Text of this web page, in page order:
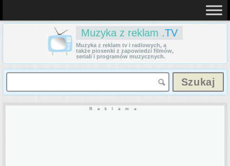
Muzyka z reklam .TV
Muzyka z reklam tv i radiowych, a
także piosenki z zapowiedzi filmów,
seriali i programów muzycznych.
Reklama